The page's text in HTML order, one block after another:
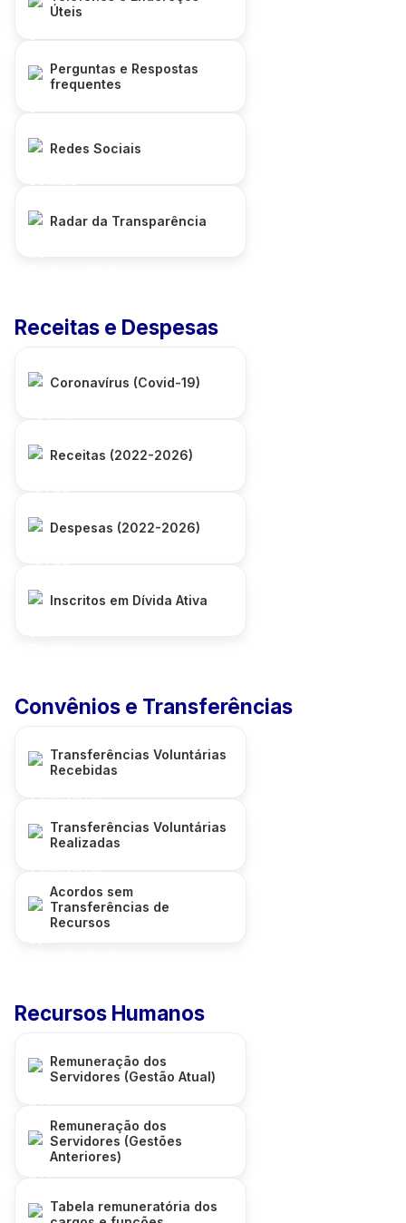
Úteis
Perguntas e Respostas
frequentes
Redes Sociais
Radar da Transparência
Receitas e Despesas
Coronavírus (Covid-19)
Receitas (2022-2026)
Despesas (2022-2026)
Inscritos em Dívida Ativa
Convênios e Transferências
Transferências Voluntárias
Recebidas
Transferências Voluntárias
Realizadas
Acordos sem
Transferências de
Recursos
Recursos Humanos
Remuneração dos
Servidores (Gestão Atual)
Remuneração dos
Servidores (Gestões
Anteriores)
Tabela remuneratória dos